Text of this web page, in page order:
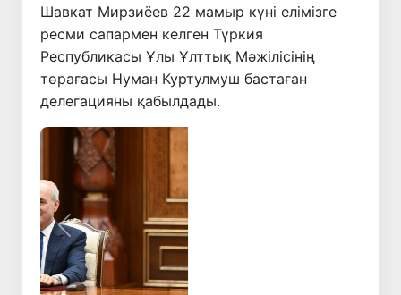
Шавкат Мирзиёев 22 мамыр күні елімізге
ресми сапармен келген Түркия
Республикасы Ұлы Ұлттық Мәжілісінің
төрағасы Нуман Куртулмуш бастаған
делегацияны қабылдады.
Алдыңғы